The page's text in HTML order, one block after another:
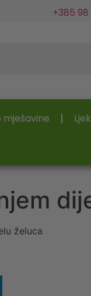
+385 98
mješavine
želuca